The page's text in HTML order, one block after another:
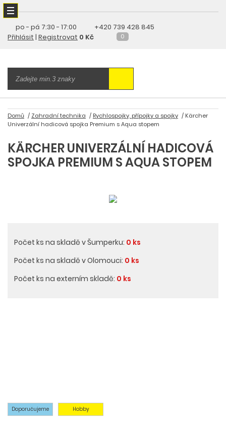
po - pá 7:30 - 17:00
+420 739 428 845
Přihlásit | Registrovat 0 Kč 0
Domů Zahradní technika Rychlospojky, přípojky a spojky
Kärcher
Univerzální hadicová spojka Premium s Aqua stopem
KÄRCHER UNIVERZÁLNÍ HADICOVÁ
SPOJKA PREMIUM S AQUA STOPEM
Počet ks na skladě v Šumperku: 0 ks
Počet ks na skladě v Olomouci: 0 ks
Počet ks na externím skladě: 0 ks
Doporučujeme Hobby